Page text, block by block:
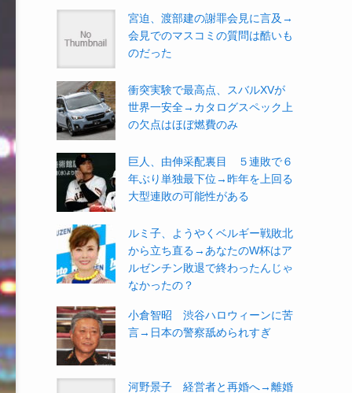
宮迫、渡部建の謝罪会見に言及→
会見でのマスコミの質問は酷いも
のだった
衝突実験で最高点、スバルXVが
世界一安全→カタログスペック上
の欠点はほぼ燃費のみ
巨人、由伸采配裏目 ５連敗で６
年ぶり単独最下位→昨年を上回る
大型連敗の可能性がある
ルミ子、ようやくベルギー戦敗北
から立ち直る→あなたのW杯はア
ルゼンチン敗退で終わったんじゃ
なかったの？
小倉智昭 渋谷ハロウィーンに苦
言→日本の警察舐められすぎ
河野景子 経営者と再婚へ→離婚